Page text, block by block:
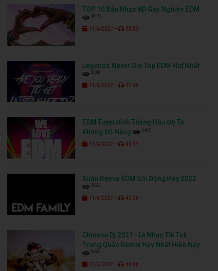
TOP 10 Bản Nhạc 8D Gây Nghiện EDM
3819
11/4/2021 - 33:03
Legends Never Die Top EDM Hot Nhất
3268
11/4/2021 - 41:49
EDM Tuyệt Đỉnh Thằng Hầu Độ Ta
Không Độ Nàng
3497
11/4/2021 - 45:11
Xuân Remix EDM Sôi Động Hay 2022
3933
11/4/2021 - 45:29
Chinese Dj 2021 - Lk Nhạc Tik Tok
Trung Quốc Remix Hay Nhất Hiện Nay
6455
2/23/2021 - 40:00